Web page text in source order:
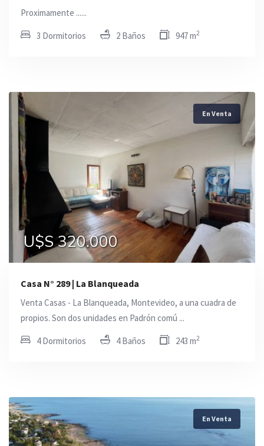
Proximamente ......
3 Dormitorios 2 Baños 947 m2
En Venta
U$S 320.000
Casa N° 289 | La Blanqueada
Venta Casas - La Blanqueada, Montevideo, a una cuadra de
propios. Son dos unidades en Padrón comú ...
4 Dormitorios 4 Baños 243 m2
En Venta